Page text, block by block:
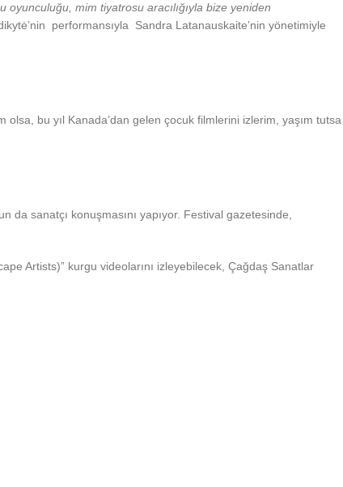
oyunculugu, mim tiyatrosu aracılıgıyla bize yeniden
performansıyla Sandra Latanauskaite’nin yönetimiyle
bu yıl Kanada’dan gelen çocuk filmlerini izlerim, yaşım tutsa
da sanatçı konuşmasını yapıyor. Festival gazetesinde,
Artists)” kurgu videolarını izleyebilecek, Çağdaş Sanatlar